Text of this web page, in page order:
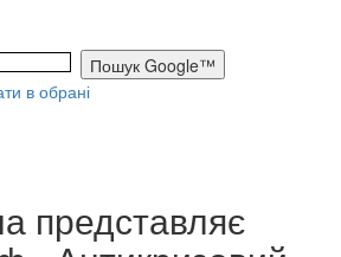
в обрані
представляє